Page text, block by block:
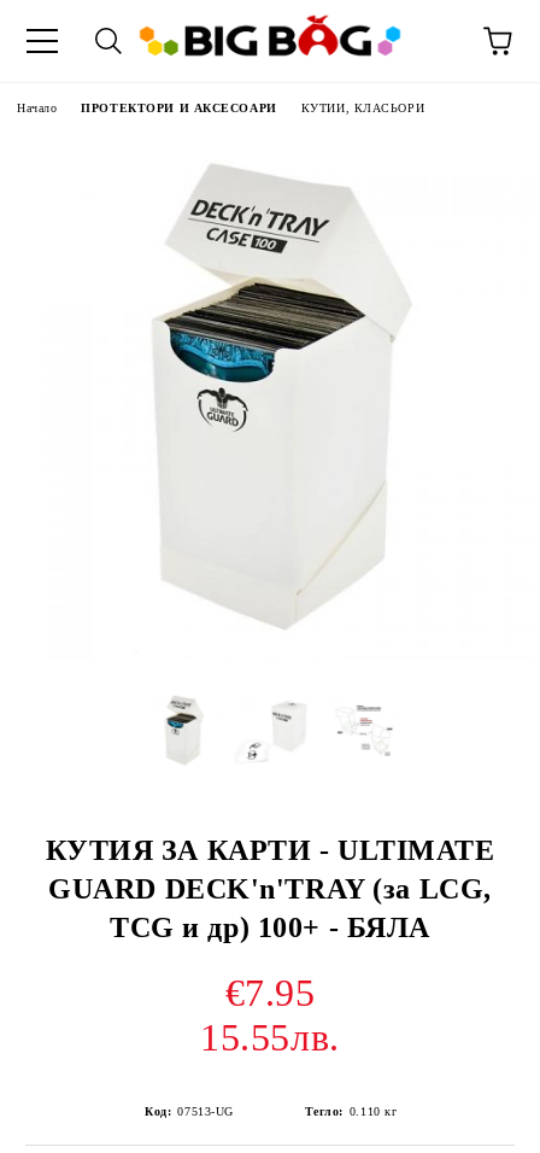
Начало ПРОТЕКТОРИ И АКСЕСОАРИ КУТИИ, КЛАСЬОРИ
КУТИЯ ЗА КАРТИ - ULTIMATE
GUARD DECK'n'TRAY (за LCG,
TCG и др) 100+ - БЯЛА
€7.95
15.55лв.
Код: 07513-UG Тегло: 0.110 кг